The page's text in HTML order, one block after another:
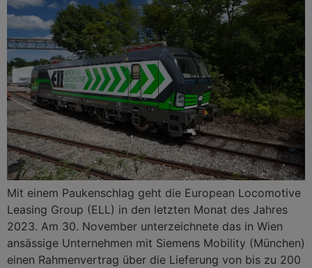
Mit einem Paukenschlag geht die European Locomotive
Leasing Group (ELL) in den letzten Monat des Jahres
2023. Am 30. November unterzeichnete das in Wien
ansässige Unternehmen mit Siemens Mobility (München)
einen Rahmenvertrag über die Lieferung von bis zu 200